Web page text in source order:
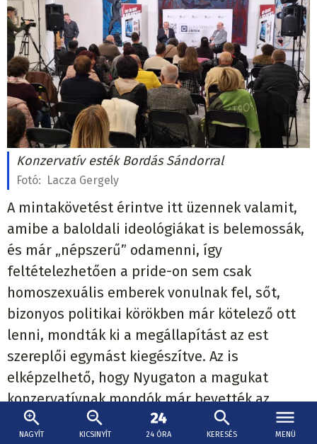
NAGYÍT KICSINYÍT 24 ÓRA KERESÉS MENÜ
Konzervatív esték Bordás Sándorral
Fotó: Lacza Gergely
A mintakövetést érintve itt üzennek valamit,
amibe a baloldali ideológiákat is belemossák,
és már „népszerű” odamenni, így
feltételezhetően a pride-on sem csak
homoszexuális emberek vonulnak fel, sőt,
bizonyos politikai körökben már kötelező ott
lenni, mondták ki a megállapítást az est
szereplői egymást kiegészítve. Az is
elképzelhető, hogy Nyugaton a magukat
konzervatívnak mondók már bevették az
értékeik közé, tette hozzá Kolek Zsolt.